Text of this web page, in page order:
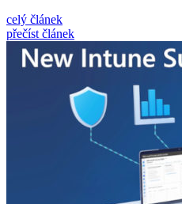
celý článek
přečíst článek